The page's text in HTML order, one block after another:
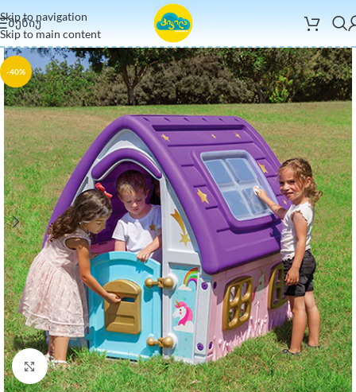
Skip to navigation
Skip to main content
ᲛᲔᲜᲘᲣ
-40%
Click to enlarge